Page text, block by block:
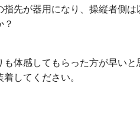
指先が器用になり、操縦者側
？
も体感してもらった方が早い
してください。